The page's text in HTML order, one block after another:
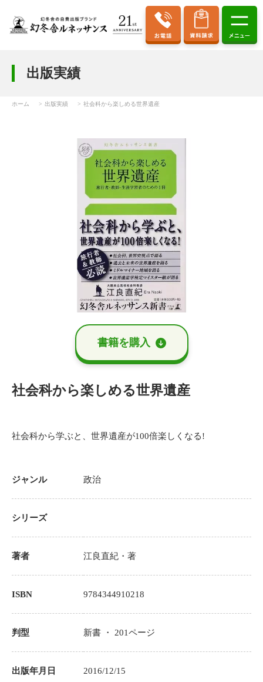
出版実績
ホーム 出版実績 社会科から楽しめる世界遺産
書籍を購⼊
社会科から楽しめる世界遺産
社会科から学ぶと、世界遺産が100倍楽しくなる!
ジャンル 政治
シリーズ
著者 江良直紀 ・著
ISBN 9784344910218
判型 新書 ・ 201ページ
出版年月日 2016/12/15